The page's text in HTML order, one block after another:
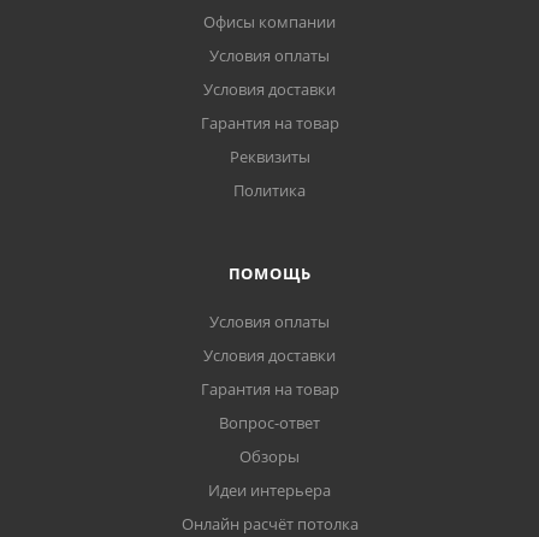
Офисы компании
Условия оплаты
Условия доставки
Гарантия на товар
Реквизиты
Политика
ПОМОЩЬ
Условия оплаты
Условия доставки
Гарантия на товар
Вопрос-ответ
Обзоры
Идеи интерьера
Онлайн расчёт потолка